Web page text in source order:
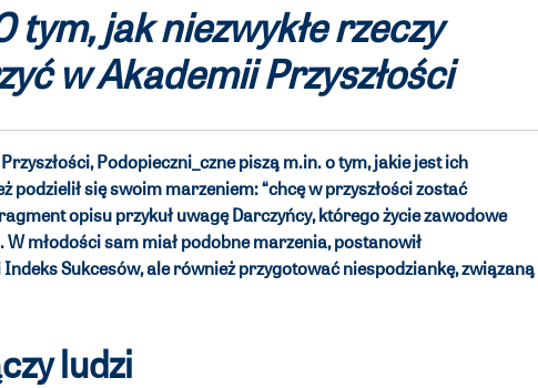
tym, jak niezwykłe rzeczy
w Akademii Przyszłości
Podopieczni_czne piszą m.in. o tym, jakie jest ich
podzielił się swoim marzeniem: “chcę w przyszłości zostać
opisu przykuł uwagę Darczyńcy, którego życie zawodowe
młodości sam miał podobne marzenia, postanowił
Sukcesów, ale również przygotować niespodziankę, związaną
ludzi